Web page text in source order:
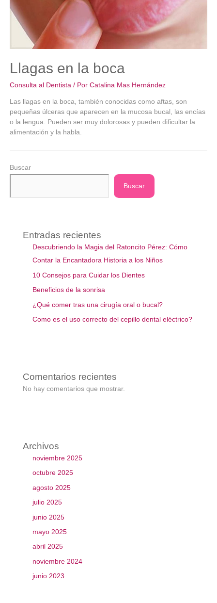
Llagas en la boca
Consulta al Dentista / Por Catalina Mas Hernández
Las llagas en la boca, también conocidas como aftas, son
pequeñas úlceras que aparecen en la mucosa bucal, las encías
o la lengua. Pueden ser muy dolorosas y pueden dificultar la
alimentación y la habla.
Buscar
Buscar
Entradas recientes
Descubriendo la Magia del Ratoncito Pérez: Cómo
Contar la Encantadora Historia a los Niños
10 Consejos para Cuidar los Dientes
Beneficios de la sonrisa
¿Qué comer tras una cirugía oral o bucal?
Como es el uso correcto del cepillo dental eléctrico?
Comentarios recientes
No hay comentarios que mostrar.
Archivos
noviembre 2025
octubre 2025
agosto 2025
julio 2025
junio 2025
mayo 2025
abril 2025
noviembre 2024
junio 2023